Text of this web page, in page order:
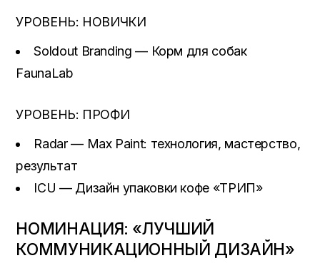
УРОВЕНЬ: НОВИЧКИ
Soldout Branding — Корм для собак
FaunaLab
УРОВЕНЬ: ПРОФИ
Radar — Max Paint: технология, мастерство,
результат
ICU — Дизайн упаковки кофе «ТРИП»
НОМИНАЦИЯ: «ЛУЧШИЙ
КОММУНИКАЦИОННЫЙ ДИЗАЙН»